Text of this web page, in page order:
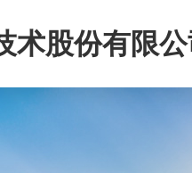
术股份有限